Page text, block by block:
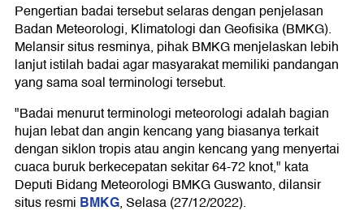
Pengertian badai tersebut selaras dengan penjelasan
Badan Meteorologi, Klimatologi dan Geofisika (BMKG).
Melansir situs resminya, pihak BMKG menjelaskan lebih
lanjut istilah badai agar masyarakat memiliki pandangan
yang sama soal terminologi tersebut.
"Badai menurut terminologi meteorologi adalah bagian
hujan lebat dan angin kencang yang biasanya terkait
dengan siklon tropis atau angin kencang yang menyertai
cuaca buruk berkecepatan sekitar 64-72 knot," kata
Deputi Bidang Meteorologi BMKG Guswanto, dilansir
situs resmi BMKG, Selasa (27/12/2022).